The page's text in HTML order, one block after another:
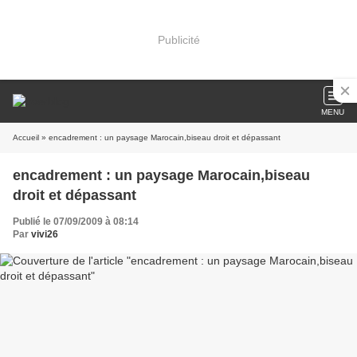
Publicité
MENU
Accueil » encadrement : un paysage Marocain,biseau droit et dépassant
encadrement : un paysage Marocain,biseau
droit et dépassant
Publié le 07/09/2009 à 08:14
Par vivi26